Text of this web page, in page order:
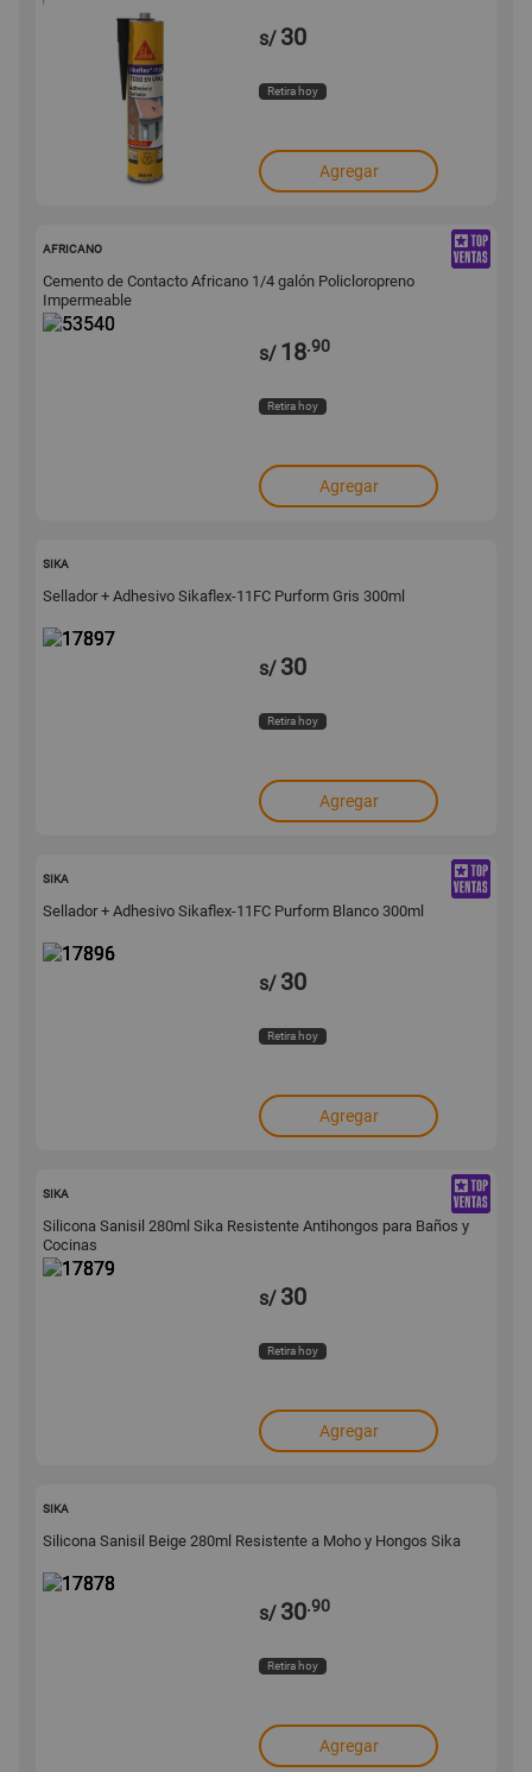
s/ 30
Retira hoy
Agregar
AFRICANO
Cemento de Contacto Africano 1/4 galón Policloropreno
Impermeable
s/ 18.90
Retira hoy
Agregar
SIKA
Sellador + Adhesivo Sikaflex-11FC Purform Gris 300ml
s/ 30
Retira hoy
Agregar
SIKA
Sellador + Adhesivo Sikaflex-11FC Purform Blanco 300ml
s/ 30
Retira hoy
Agregar
SIKA
Silicona Sanisil 280ml Sika Resistente Antihongos para Baños y
Cocinas
s/ 30
Retira hoy
Agregar
SIKA
Silicona Sanisil Beige 280ml Resistente a Moho y Hongos Sika
s/ 30.90
Retira hoy
Agregar